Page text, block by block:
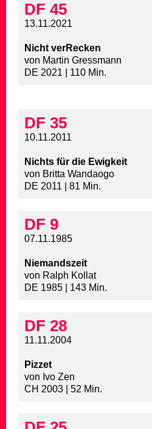
DF 45
13.11.2021
Nicht verRecken
von Martin Gressmann
DE 2021 | 110 Min.
DF 35
10.11.2011
Nichts für die Ewigkeit
von Britta Wandaogo
DE 2011 | 81 Min.
DF 9
07.11.1985
Niemandszeit
von Ralph Kollat
DE 1985 | 143 Min.
DF 28
11.11.2004
Pizzet
von Ivo Zen
CH 2003 | 52 Min.